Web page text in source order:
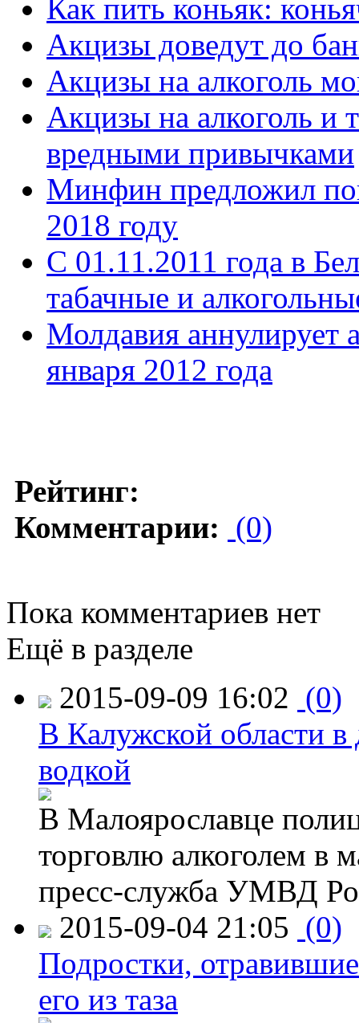
Как пить коньяк:
Акцизы доведут до
Акцизы на алкоголь
Акцизы на алкоголь и
вредными привычками
Минфин предложил
2018 году
С 01.11.2011 года в
табачные и
Молдавия аннулирует
января 2012 года
Рейтинг:
Комментарии: (0)
Пока комментариев нет
Ещё в разделе
2015-09-09 16:02 (0)
В Калужской области в
водкой
В Малоярославце
торговлю алкоголем в
пресс-служба УМВД
2015-09-04 21:05 (0)
Подростки,
его из таза